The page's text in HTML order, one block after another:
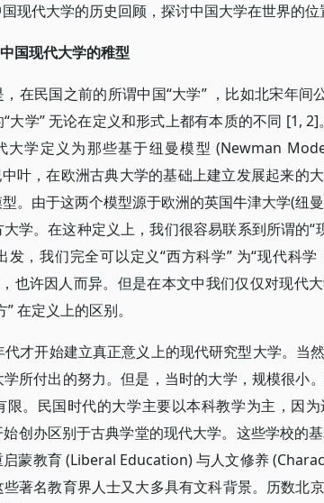
现代大学的历史回顾，探讨中国大学在世界的位
国现代大学的稚型
在民国之前的所谓中国“大学” ，比如北宋年间
大学” 无论在定义和形式上都有本质的不同 [1, 2]
大学定义为那些基于纽曼模型 (Newman
叶，在欧洲古典大学的基础上建立发展起来的
。由于这两个模型源于欧洲的英国牛津大学(纽
学。在这种定义上，我们很容易联系到所谓的“
，我们完全可以定义“西方科学” 为“现代科学
也许因人而异。但是在本文中我们仅仅对现代
在定义上的区别。
才开始建立真正意义上的现代研究型大学。当
所付出的努力。但是，当时的大学，规模很小
限。民国时代的大学主要以本科教学为主，因
创办区别于古典学堂的现代大学。这些学校的
启蒙教育 (Liberal Education) 与人文修养
著名教育界人士又大多具有文科背景。历数北